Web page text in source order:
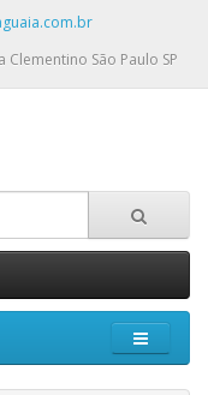
São Paulo SP